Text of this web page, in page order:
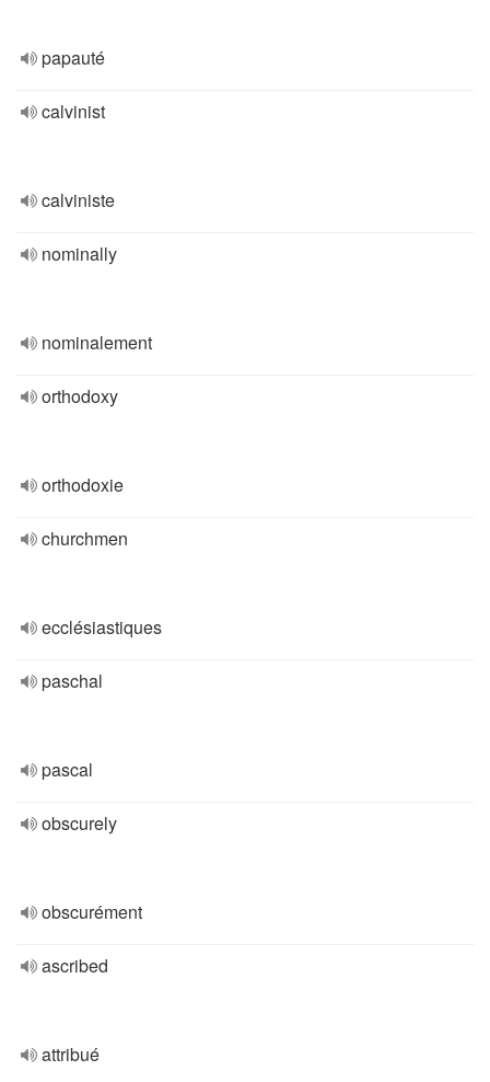
papauté
calvinist
calviniste
nominally
nominalement
orthodoxy
orthodoxie
churchmen
ecclésiastiques
paschal
pascal
obscurely
obscurément
ascribed
attribué